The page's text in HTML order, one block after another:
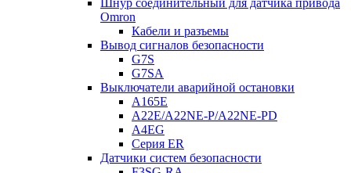
Шнур соединительный для датчика привода
Omron
Кабели и разъемы
Вывод сигналов безопасности
G7S
G7SA
Выключатели аварийной остановки
A165E
A22E/A22NE-P/A22NE-PD
A4EG
Серия ER
Датчики систем безопасности